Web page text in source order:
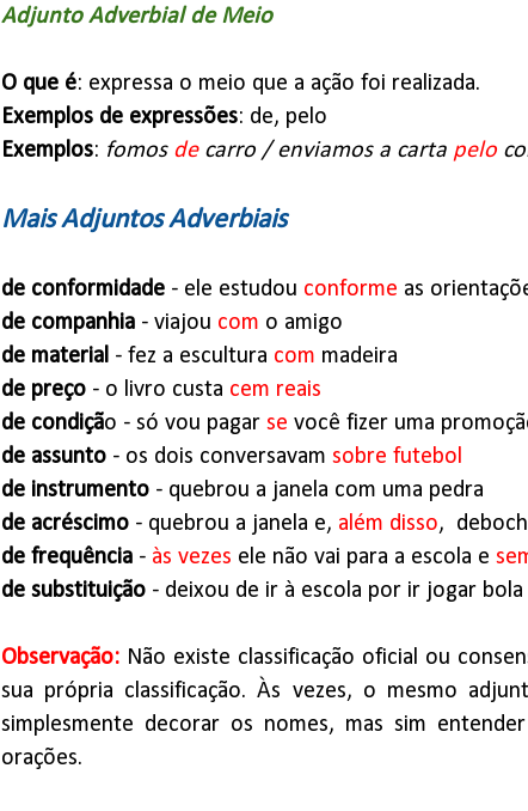
Adjunto Adverbial de Meio
O que é: expressa o meio que a ação foi realizada.
Exemplos de expressões: de, pelo
Exemplos: fomos decarro / enviamos a carta pelo
Mais Adjuntos Adverbiais
de conformidade- ele estudou conforme as
de companhia- viajou com o amigo
de material- fez a escultura com madeira
de preço- o livro custa cem reais
de condição - só vou pagar se você fizer uma
de assunto- os dois conversavam sobre futebol
de instrumento- quebrou a janela com uma pedra
de acréscimo- quebrou a janela e, além disso,
de frequência- às vezes ele não vai para a escola e
de substituição- deixou de ir à escola por ir jogar bola
Observação: Não existe classificação oficial ou
sua própria classificação. Às vezes, o mesmo
simplesmente decorar os nomes, mas sim
orações.